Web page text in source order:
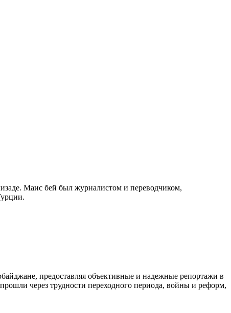
Маис бей был журналистом и переводчиком,
предоставляя объективные и надежные репортажи в
через трудности переходного периода, войны и реформ,